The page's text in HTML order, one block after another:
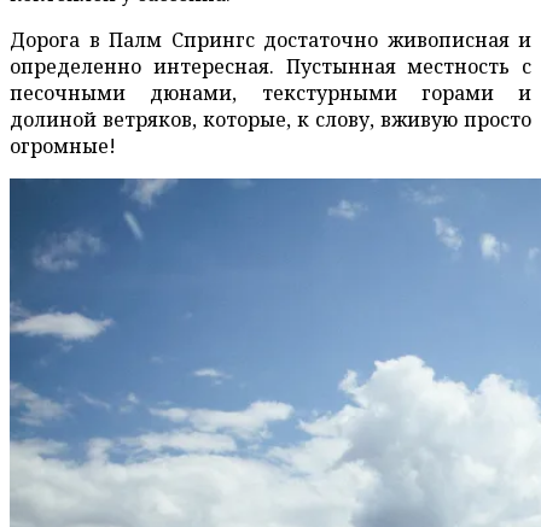
Дорога в Палм Спрингс достаточно живописная и
определенно интересная. Пустынная местность с
песочными дюнами, текстурными горами и
долиной ветряков, которые, к слову, вживую просто
огромные!